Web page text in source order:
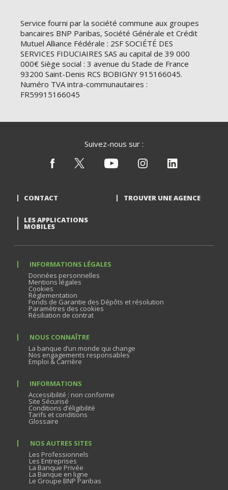
Service fourni par la société commune aux groupes
bancaires BNP Paribas, Société Générale et Crédit
Mutuel Alliance Fédérale : 2SF SOCIÉTÉ DES
SERVICES FIDUCIAIRES SAS au capital de 39 000
000€ Siège social : 3 avenue du Stade de France
93200 Saint-Denis RCS BOBIGNY 915166045.
Numéro TVA intra-communautaires :
FR59915166045
Suivez-nous sur :
CONTACT TROUVER UNE AGENCE
LES APPLICATIONS
MOBILES
INFORMATIONS LÉGALES
Données personnelles
Mentions légales
Cookies
Réglementation
Fonds de Garantie des Dépôts et résolution
Paramètres des cookies
Résiliation de contrat
NOUS CONNAÎTRE
La banque d’un monde qui change
Nos engagements responsables
Emploi & Carrière
INFORMATIONS
Accessibilité : non conforme
Site Sécurisé
Conditions d’éligibilité
Tarifs et conditions
Glossaire
NOS AUTRES SITES
Les Professionnels
Les Entreprises
La Banque Privée
La Banque en ligne
Le Groupe BNP Paribas